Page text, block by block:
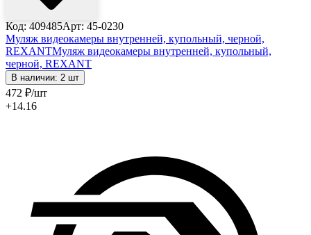
Код: 409485Арт: 45-0230
Муляж видеокамеры внутренней, купольный, черной,
REXANTМуляж видеокамеры внутренней, купольный,
черной, REXANT
В наличии: 2 шт
472 ₽/шт
+14.16